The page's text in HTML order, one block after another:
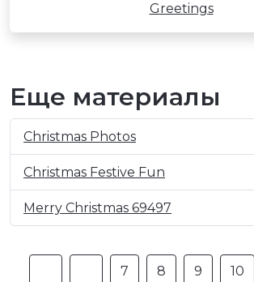
Greetings
Еще материалы
Christmas Photos
Christmas Festive Fun
Merry Christmas 69497
7 8 9 10